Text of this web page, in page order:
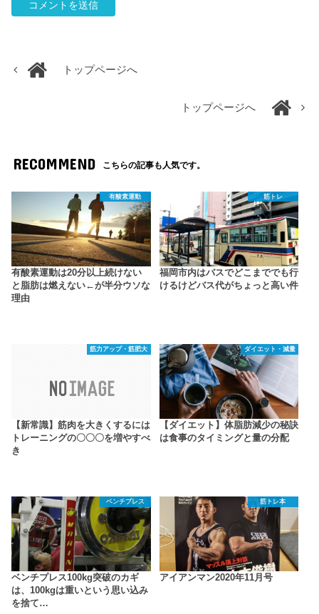
トップページへ
トップページへ
RECOMMEND こちらの記事も人気です。
有酸素運動
有酸素運動は20分以上続けない
と脂肪は燃えない←が半分ウソな
理由
筋トレ
福岡市内はバスでどこまででも行
けるけどバス代がちょっと高い件
筋力アップ・筋肥大
【新常識】筋肉を大きくするには
トレーニングの〇〇〇を増やすべ
き
ダイエット・減量
【ダイエット】体脂肪減少の秘訣
は食事のタイミングと量の分配
ベンチプレス
ベンチプレス100kg突破のカギ
は、100kgは重いという思い込み
を捨て…
筋トレ本
アイアンマン2020年11月号